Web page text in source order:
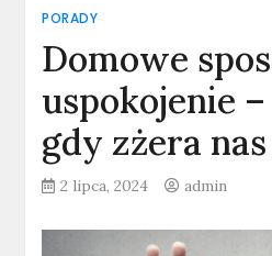
PORADY
Domowe
uspokojenie
gdy zżera
2 lipca, 2024 admin